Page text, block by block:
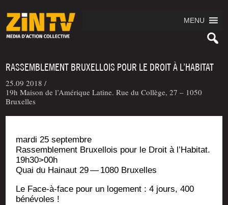
MENU
RASSEMBLEMENT BRUXELLOIS POUR LE DROIT À L’HABITAT
25.09 2018 /
19h Maison de l’Amérique Latine. Rue du Collège, 27 – 1050
Bruxelles
mar­di 25 septembre
Ras­sem­ble­ment Bruxel­lois pour le Droit à l’Habitat.
19h30>00h
Quai du Hai­naut 29 — 1080 Bruxelles
Le Face-à-face pour un loge­ment : 4 jours, 400
bénévoles !